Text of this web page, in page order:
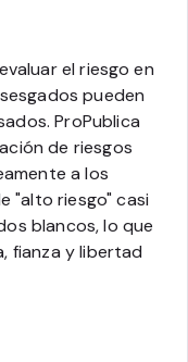
el riesgo en
pueden
ProPublica
de riesgos
a los
"alto riesgo" casi
blancos, lo que
fianza y libertad